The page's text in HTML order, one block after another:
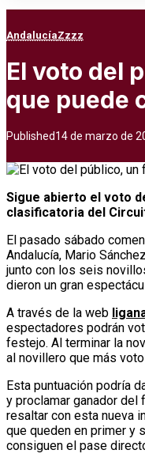
AndalucíaZzzz
El voto del
que puede
Published14 de marzo de
Sigue abierto el voto
clasificatoria del
El pasado sábado
Andalucía, Mario
junto con los seis
dieron un gran
A través de la web
espectadores podrán
festejo. Al terminar la
al novillero que más
Esta puntuación podría
y proclamar ganador del
resaltar con esta nueva
que queden en primer y
consiguen el pase